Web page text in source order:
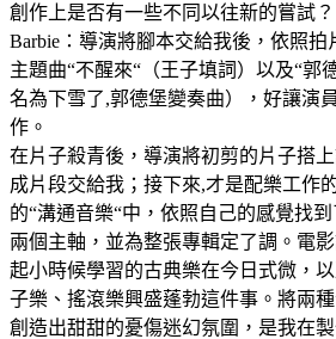
創作上是否有一些不同以往新的嘗試？
Barbie：導演將腳本交給我後，依照
主題曲“不醒來“（王子填詞）以及“郭
名為下雪了,郭德堡變奏曲），好讓演
作。
在片子殺青後，導演將初剪的片子搭
成片段交給我；接下來,才是配樂工作
的“溝通音樂“中，依照自己的感覺找
兩個主軸，並為整張專輯定了調。電
起小時候學習的古典樂在今日式微，
子樂、搖滾樂興盛蓬勃這件事。將兩
創造出甜甜的憂傷迷幻氛圍，是我在